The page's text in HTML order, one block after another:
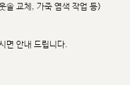
솔 교체, 가죽 염색 작업 등)
면 안내 드립니다.